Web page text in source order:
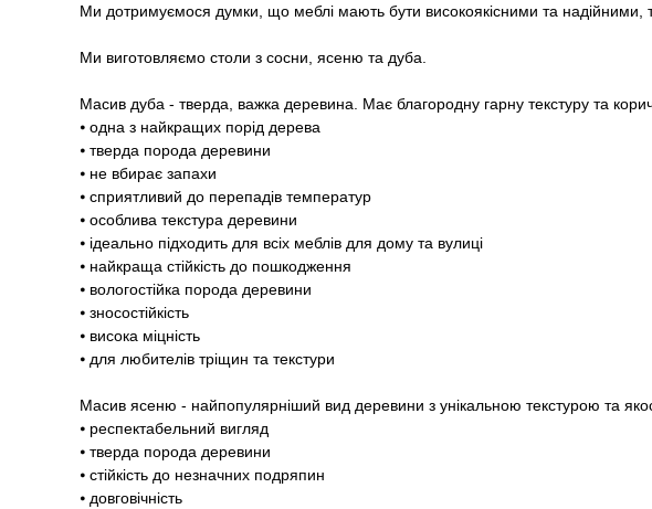
Ми дотримуємося думки, що меблі мають бути високоякісними та
Ми виготовляємо столи з сосни, ясеню та дуба.
Масив дуба - тверда, важка деревина. Має благородну гарну текстуру та
⦁ одна з найкращих порід дерева
⦁ тверда порода деревини
⦁ не вбирає запахи
⦁ сприятливий до перепадів температур
⦁ особлива текстура деревини
⦁ ідеально підходить для всіх меблів для дому та вулиці
⦁ найкраща стійкість до пошкодження
⦁ вологостійка порода деревини
⦁ зносостійкість
⦁ висока міцність
⦁ для любителів тріщин та текстури
Масив ясеню - найпопулярніший вид деревини з унікальною текстурою та
⦁ респектабельний вигляд
⦁ тверда порода деревини
⦁ стійкість до незначних подряпин
⦁ довговічність